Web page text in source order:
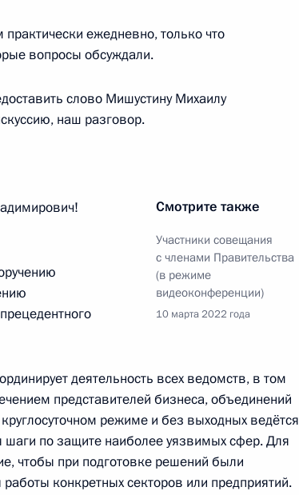
по обеспечению
поддержки
экономической
по экономическим
новой
ежедневно, только что
вопросы обсуждали.
слово Мишустину Михаилу
наш разговор.
Смотрите также
Участники совещания
с членами Правительства
(в режиме
видеоконференции)
10 марта 2022 года
деятельность всех ведомств, в том
представителей бизнеса, объединений
режиме и без выходных ведётся
шаги по защите наиболее уязвимых сфер. Для
чтобы при подготовке решений были
конкретных секторов или предприятий.